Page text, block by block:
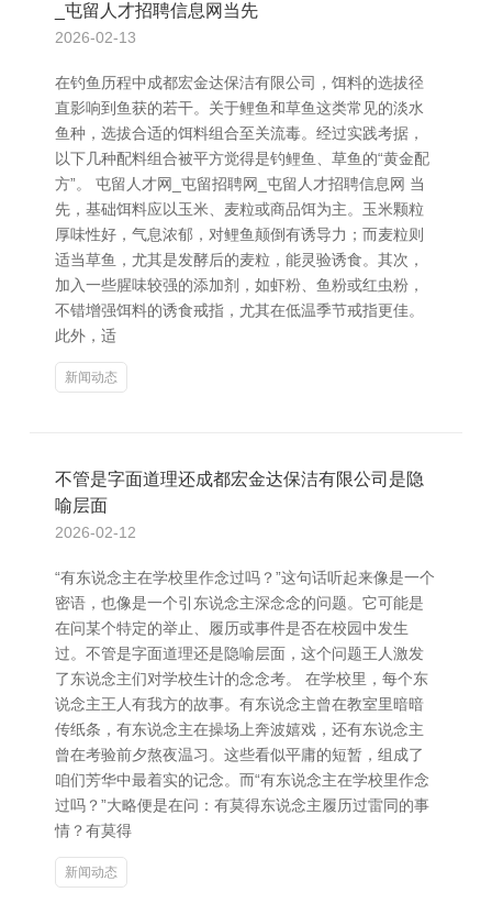
_屯留人才招聘信息网当先
2026-02-13
在钓鱼历程中成都宏金达保洁有限公司，饵料的选拔径
直影响到鱼获的若干。关于鲤鱼和草鱼这类常见的淡水
鱼种，选拔合适的饵料组合至关流毒。经过实践考据，
以下几种配料组合被平方觉得是钓鲤鱼、草鱼的“黄金配
方”。 屯留人才网_屯留招聘网_屯留人才招聘信息网 当
先，基础饵料应以玉米、麦粒或商品饵为主。玉米颗粒
厚味性好，气息浓郁，对鲤鱼颠倒有诱导力；而麦粒则
适当草鱼，尤其是发酵后的麦粒，能灵验诱食。其次，
加入一些腥味较强的添加剂，如虾粉、鱼粉或红虫粉，
不错增强饵料的诱食戒指，尤其在低温季节戒指更佳。
此外，适
新闻动态
不管是字面道理还成都宏金达保洁有限公司是隐
喻层面
2026-02-12
“有东说念主在学校里作念过吗？”这句话听起来像是一个
密语，也像是一个引东说念主深念念的问题。它可能是
在问某个特定的举止、履历或事件是否在校园中发生
过。不管是字面道理还是隐喻层面，这个问题王人激发
了东说念主们对学校生计的念念考。 在学校里，每个东
说念主王人有我方的故事。有东说念主曾在教室里暗暗
传纸条，有东说念主在操场上奔波嬉戏，还有东说念主
曾在考验前夕熬夜温习。这些看似平庸的短暂，组成了
咱们芳华中最着实的记念。而“有东说念主在学校里作念
过吗？”大略便是在问：有莫得东说念主履历过雷同的事
情？有莫得
新闻动态